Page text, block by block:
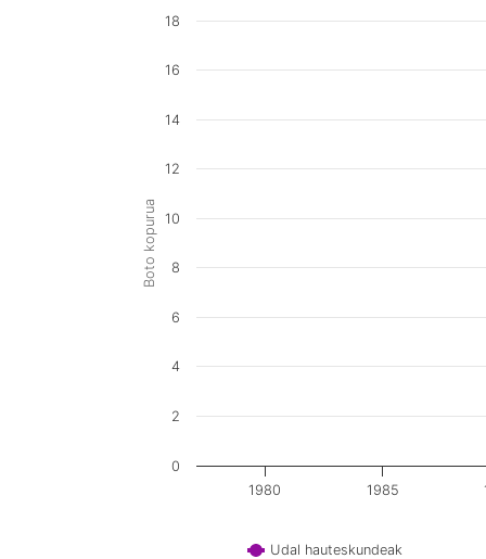
Boto kopurua
Udal hauteskundeak
1980 1985
0
2
4
6
8
10
12
14
16
18